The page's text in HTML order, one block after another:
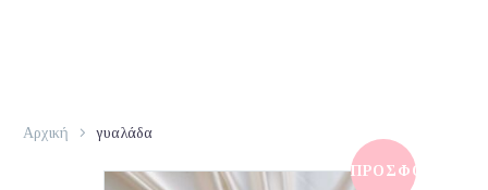
Αρχική γυαλάδα
ΠΡΟΣΦΟΡΆ!